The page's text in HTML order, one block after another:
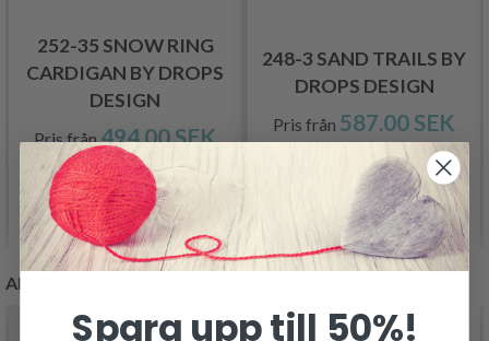
252-35 SNOW RING
CARDIGAN BY DROPS
DESIGN
Pris från494.00 SEK
Se produkt
248-3 SAND TRAILS BY
DROPS DESIGN
Pris från 587.00 SEK
Se produkt
ANDRA KUNDER KÖPTE
Spara upp till 50%!